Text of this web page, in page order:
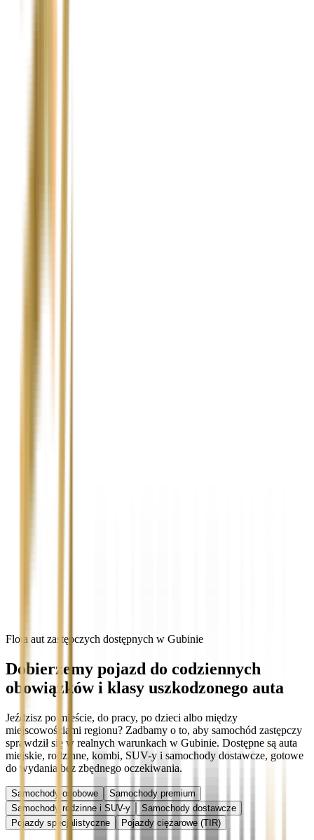
Flota aut zastępczych dostępnych w Gubinie
Dobierzemy pojazd do codziennych
obowiązków i klasy uszkodzonego auta
Jeździsz po mieście, do pracy, po dzieci albo między
miejscowościami regionu? Zadbamy o to, aby samochód zastępczy
sprawdził się w realnych warunkach w Gubinie. Dostępne są auta
miejskie, rodzinne, kombi, SUV-y i samochody dostawcze, gotowe
do wydania bez zbędnego oczekiwania.
Samochody osobowe
Samochody premium
Samochody rodzinne i SUV-y
Samochody dostawcze
Pojazdy specjalistyczne
Pojazdy ciężarowe (TIR)